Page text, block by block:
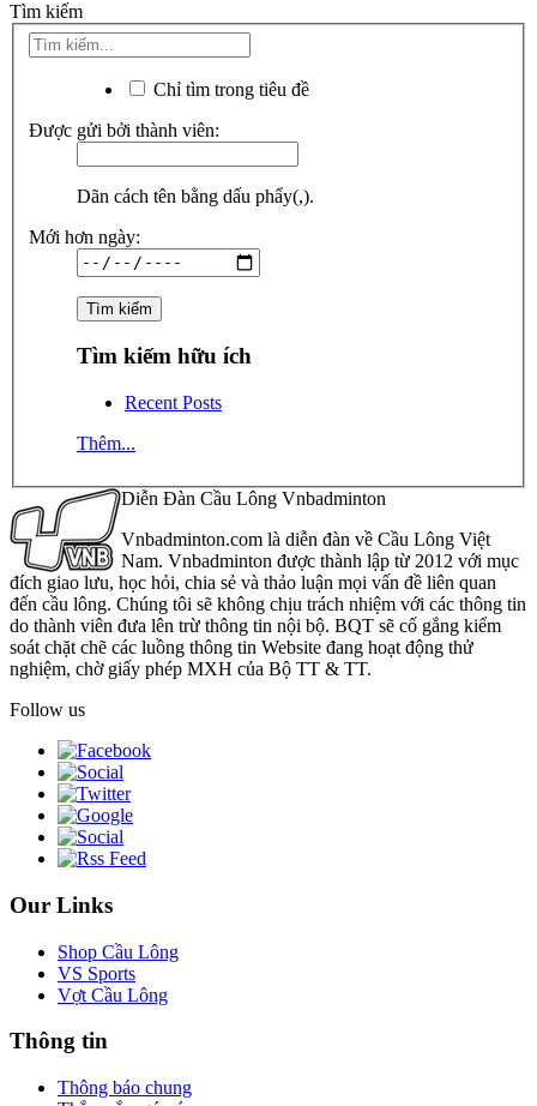
Tìm kiếm
Chỉ tìm trong tiêu đề
Được gửi bởi thành viên:
Dãn cách tên bằng dấu phẩy(,).
Mới hơn ngày:
Tìm kiếm hữu ích
Recent Posts
Thêm...
Diễn Đàn Cầu Lông Vnbadminton
Vnbadminton.com là diễn đàn về Cầu Lông Việt
Nam. Vnbadminton được thành lập từ 2012 với mục
đích giao lưu, học hỏi, chia sẻ và thảo luận mọi vấn đề liên quan
đến cầu lông. Chúng tôi sẽ không chịu trách nhiệm với các thông tin
do thành viên đưa lên trừ thông tin nội bộ. BQT sẽ cố gắng kiểm
soát chặt chẽ các luồng thông tin Website đang hoạt động thử
nghiệm, chờ giấy phép MXH của Bộ TT & TT.
Follow us
Our Links
Shop Cầu Lông
VS Sports
Vợt Cầu Lông
Thông tin
Thông báo chung